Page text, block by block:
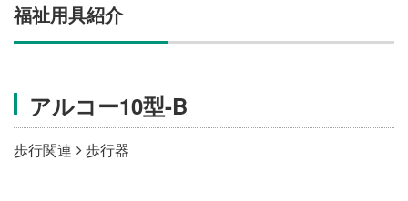
施設・料金
アクセス
福祉用具紹介
アルコー10型-B
歩行関連 歩行器